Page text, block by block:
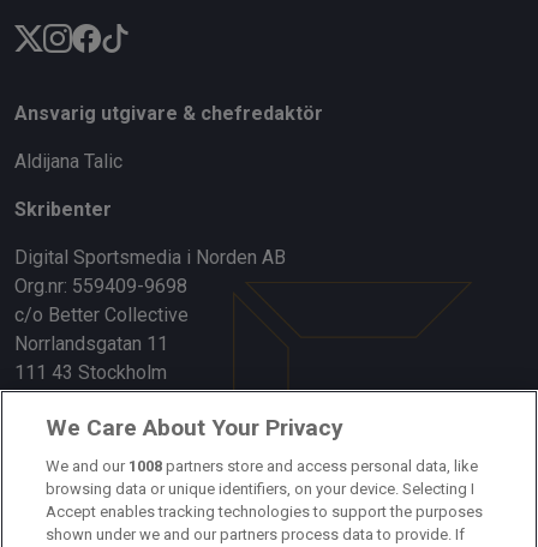
Ansvarig utgivare & chefredaktör
Aldijana Talic
Skribenter
Digital Sportsmedia i Norden AB
Org.nr: 559409-9698
c/o Better Collective
Norrlandsgatan 11
111 43 Stockholm
Länkar
Om oss
Kontakta oss
We Care About Your Privacy
We and our 1008 partners store and access personal data, like
browsing data or unique identifiers, on your device. Selecting I
Accept enables tracking technologies to support the purposes
shown under we and our partners process data to provide. If